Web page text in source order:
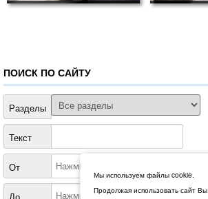
ПОИСК ПО САЙТУ
Разделы
Текст
От
До
Мы используем файлы cookie.
Продолжая использовать сайт Вы